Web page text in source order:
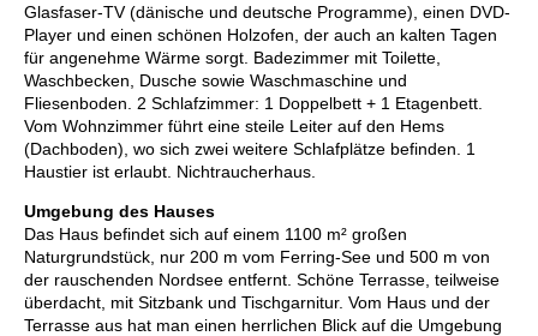
Glasfaser-TV (dänische und deutsche Programme), einen DVD-
Player und einen schönen Holzofen, der auch an kalten Tagen
für angenehme Wärme sorgt. Badezimmer mit Toilette,
Waschbecken, Dusche sowie Waschmaschine und
Fliesenboden. 2 Schlafzimmer: 1 Doppelbett + 1 Etagenbett.
Vom Wohnzimmer führt eine steile Leiter auf den Hems
(Dachboden), wo sich zwei weitere Schlafplätze befinden. 1
Haustier ist erlaubt. Nichtraucherhaus.
Umgebung des Hauses
Das Haus befindet sich auf einem 1100 m² großen
Naturgrundstück, nur 200 m vom Ferring-See und 500 m von
der rauschenden Nordsee entfernt. Schöne Terrasse, teilweise
überdacht, mit Sitzbank und Tischgarnitur. Vom Haus und der
Terrasse aus hat man einen herrlichen Blick auf die Umgebung